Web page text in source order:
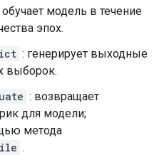
обучает модель в течение
эпох.
: генерирует выходные
выборок.
: возвращает
для модели;
метода
.